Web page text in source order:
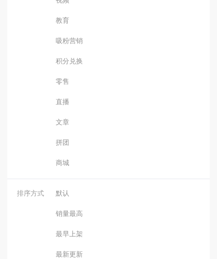
教育
吸粉营销
积分兑换
零售
直播
文章
拼团
商城
排序方式 默认
销量最高
最早上架
最新更新